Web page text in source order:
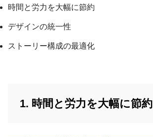
時間と労力を大幅に節約
デザインの統一性
ストーリー構成の最適化
1. 時間と労力を大幅に節約